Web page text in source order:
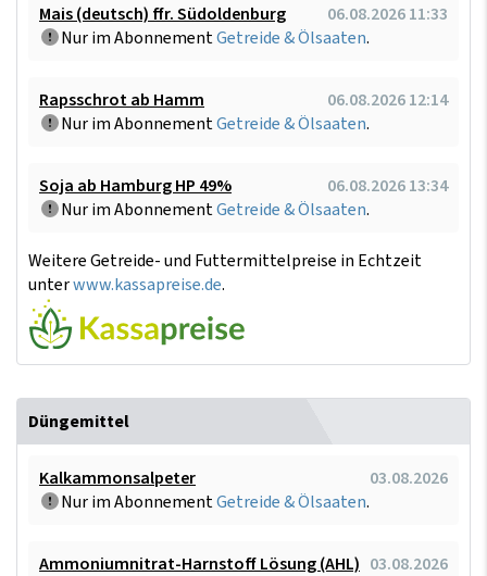
Mais (deutsch) ffr. Südoldenburg
06.08.2026 11:33
Nur im AbonnementGetreide & Ölsaaten.
Rapsschrot ab Hamm
06.08.2026 12:14
Nur im AbonnementGetreide & Ölsaaten.
Soja ab Hamburg HP 49%
06.08.2026 13:34
Nur im AbonnementGetreide & Ölsaaten.
Weitere Getreide- und Futtermittelpreise in Echtzeit
unterwww.kassapreise.de.
Düngemittel
Kalkammonsalpeter
03.08.2026
Nur im AbonnementGetreide & Ölsaaten.
Ammoniumnitrat-Harnstoff Lösung (AHL) 03.08.2026